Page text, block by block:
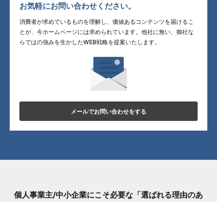
お気軽にお問い合わせください。
消費者が求めているものを理解し、価値あるコンテンツを届けるこ
とが、今ホームページには求められています。他社に無い、御社な
らではの強みを生かしたWEB戦略を提案いたします。
メールでお問い合わせをする
個人事業主/中小企業にこそ必要な「選ばれる理由のあ